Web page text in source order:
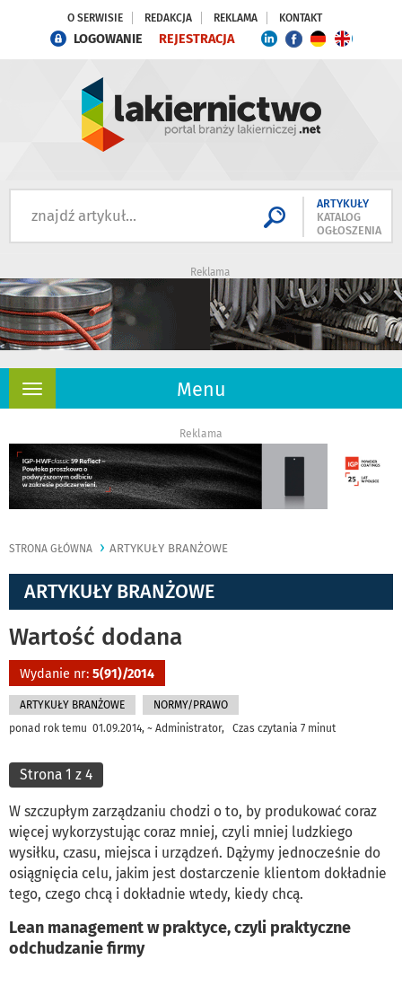
O SERWISIE REDAKCJA REKLAMA KONTAKT
LOGOWANIE REJESTRACJA
ARTYKUŁY
KATALOG
OGŁOSZENIA
Reklama
Menu
Rozwiń
Reklama
STRONA GŁÓWNA ARTYKUŁY BRANŻOWE
ARTYKUŁY BRANŻOWE
Wartość dodana
Wydanie nr: 5(91)/2014
ARTYKUŁY BRANŻOWE
NORMY/PRAWO
ponad rok temu 01.09.2014, ~ Administrator, Czas czytania 7 minut
Strona 1 z 4
W szczupłym zarządzaniu chodzi o to, by produkować coraz
więcej wykorzystując coraz mniej, czyli mniej ludzkiego
wysiłku, czasu, miejsca i urządzeń. Dążymy jednocześnie do
osiągnięcia celu, jakim jest dostarczenie klientom dokładnie
tego, czego chcą i dokładnie wtedy, kiedy chcą.
Lean management w praktyce, czyli praktyczne
odchudzanie firmy